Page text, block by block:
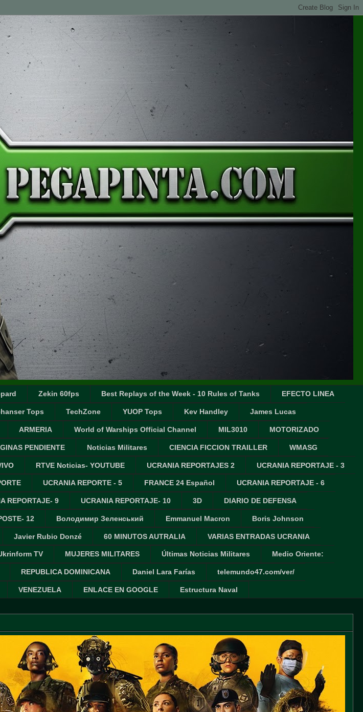
Zekin 60fps Best Replays of the Week - 10 Rules of Tanks EFECTO LINEA
Tops TechZone YUOP Tops Kev Handley James Lucas
ARMERIA World of Warships Official Channel MIL3010 MOTORIZADO
PENDIENTE Noticias Militares CIENCIA FICCION TRAILLER WMASG
RTVE Noticias- YOUTUBE UCRANIA REPORTAJES 2 UCRANIA REPORTAJE - 3
UCRANIA REPORTE - 5 FRANCE 24 Español UCRANIA REPORTAJE - 6
REPORTAJE- 9 UCRANIA REPORTAJE- 10 3D DIARIO DE DEFENSA
12 Володимир Зеленський Emmanuel Macron Boris Johnson
Javier Rubio Donzé 60 MINUTOS AUTRALIA VARIAS ENTRADAS UCRANIA
TV MUJERES MILITARES Últimas Noticias Militares Medio Oriente:
REPUBLICA DOMINICANA Daniel Lara Farías telemundo47.com/ver/
VENEZUELA ENLACE EN GOOGLE Estructura Naval